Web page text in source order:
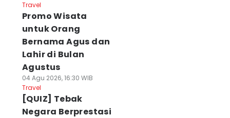
Travel
Promo Wisata
untuk Orang
Bernama Agus dan
Lahir di Bulan
Agustus
04 Agu 2026, 16:30 WIB
Travel
[QUIZ] Tebak
Negara Berprestasi